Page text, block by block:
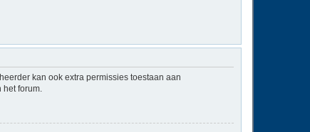
kan ook extra permissies toestaan aan
forum.